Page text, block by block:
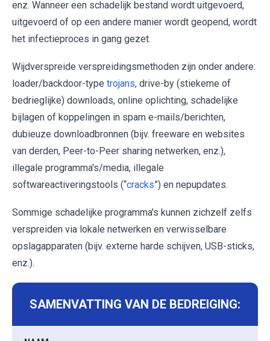
enz. Wanneer een schadelijk bestand wordt uitgevoerd,
uitgevoerd of op een andere manier wordt geopend, wordt
het infectieproces in gang gezet.
Wijdverspreide verspreidingsmethoden zijn onder andere:
loader/backdoor-type trojans, drive-by (stiekeme of
bedrieglijke) downloads, online oplichting, schadelijke
bijlagen of koppelingen in spam e-mails/berichten,
dubieuze downloadbronnen (bijv. freeware en websites
van derden, Peer-to-Peer sharing netwerken, enz.),
illegale programma's/media, illegale
softwareactiveringstools (“cracks”) en nepupdates.
Sommige schadelijke programma's kunnen zichzelf zelfs
verspreiden via lokale netwerken en verwisselbare
opslagapparaten (bijv. externe harde schijven, USB-sticks,
enz.).
SAMENVATTING VAN DE BEDREIGING: